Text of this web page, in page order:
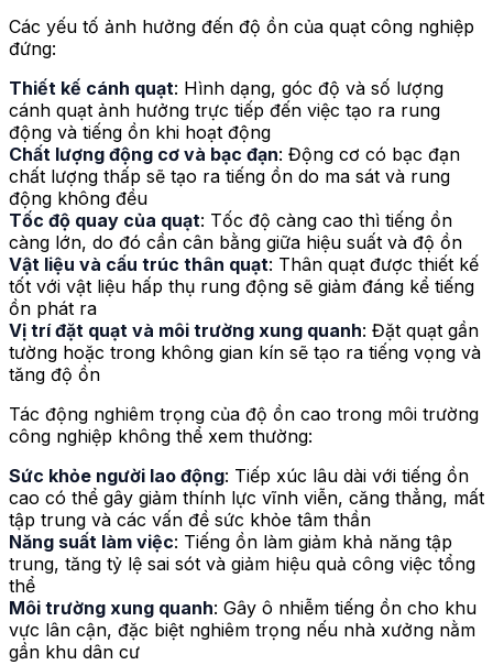
Các yếu tố ảnh hưởng đến độ ồn của quạt công nghiệp
đứng:
Thiết kế cánh quạt: Hình dạng, góc độ và số lượng
cánh quạt ảnh hưởng trực tiếp đến việc tạo ra rung
động và tiếng ồn khi hoạt động
Chất lượng động cơ và bạc đạn: Động cơ có bạc đạn
chất lượng thấp sẽ tạo ra tiếng ồn do ma sát và rung
động không đều
Tốc độ quay của quạt: Tốc độ càng cao thì tiếng ồn
càng lớn, do đó cần cân bằng giữa hiệu suất và độ ồn
Vật liệu và cấu trúc thân quạt: Thân quạt được thiết kế
tốt với vật liệu hấp thụ rung động sẽ giảm đáng kể tiếng
ồn phát ra
Vị trí đặt quạt và môi trường xung quanh: Đặt quạt gần
tường hoặc trong không gian kín sẽ tạo ra tiếng vọng và
tăng độ ồn
Tác động nghiêm trọng của độ ồn cao trong môi trường
công nghiệp không thể xem thường:
Sức khỏe người lao động: Tiếp xúc lâu dài với tiếng ồn
cao có thể gây giảm thính lực vĩnh viễn, căng thẳng, mất
tập trung và các vấn đề sức khỏe tâm thần
Năng suất làm việc: Tiếng ồn làm giảm khả năng tập
trung, tăng tỷ lệ sai sót và giảm hiệu quả công việc tổng
thể
Môi trường xung quanh: Gây ô nhiễm tiếng ồn cho khu
vực lân cận, đặc biệt nghiêm trọng nếu nhà xưởng nằm
gần khu dân cư